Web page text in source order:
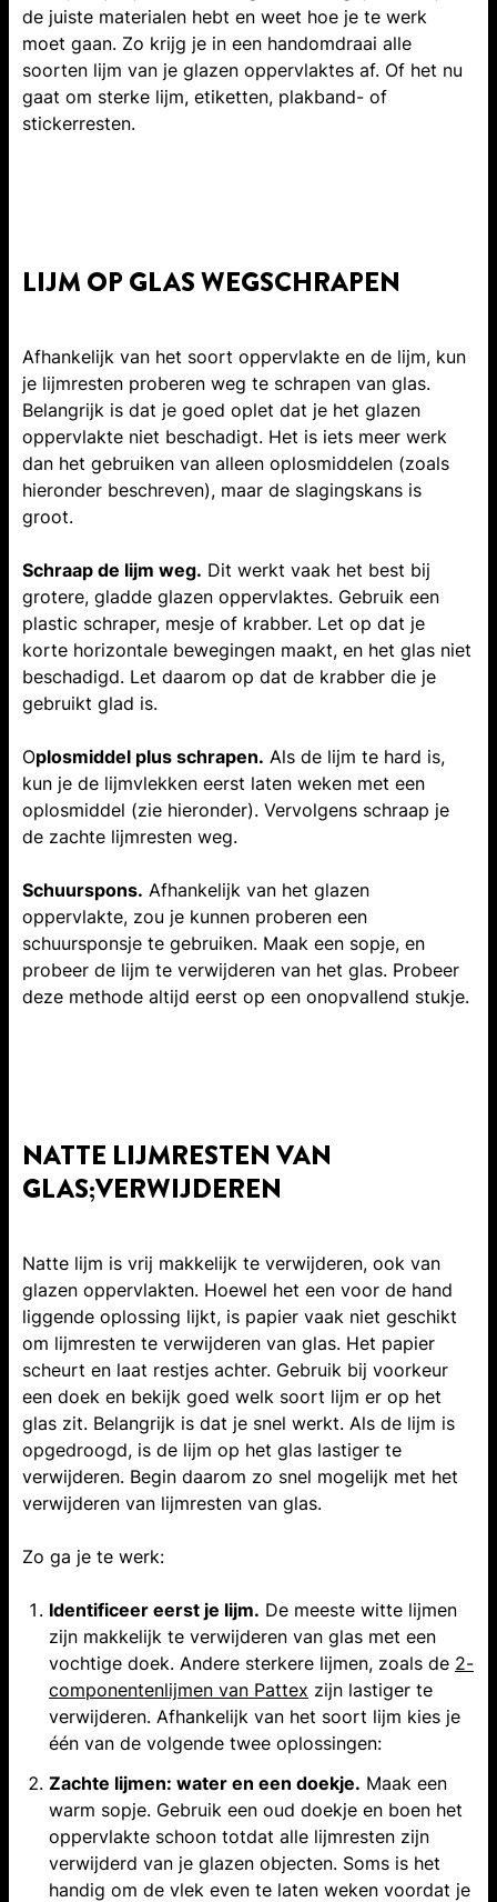
de juiste materialen hebt en weet hoe je te werk
moet gaan. Zo krijg je in een handomdraai alle
soorten lijm van je glazen oppervlaktes af. Of het nu
gaat om sterke lijm, etiketten, plakband- of
stickerresten.
LIJM OP GLAS WEGSCHRAPEN
Afhankelijk van het soort oppervlakte en de lijm, kun
je lijmresten proberen weg te schrapen van glas.
Belangrijk is dat je goed oplet dat je het glazen
oppervlakte niet beschadigt. Het is iets meer werk
dan het gebruiken van alleen oplosmiddelen (zoals
hieronder beschreven), maar de slagingskans is
groot.
Schraap de lijm weg. Dit werkt vaak het best bij
grotere, gladde glazen oppervlaktes. Gebruik een
plastic schraper, mesje of krabber. Let op dat je
korte horizontale bewegingen maakt, en het glas niet
beschadigd. Let daarom op dat de krabber die je
gebruikt glad is.
Oplosmiddel plus schrapen. Als de lijm te hard is,
kun je de lijmvlekken eerst laten weken met een
oplosmiddel (zie hieronder). Vervolgens schraap je
de zachte lijmresten weg.
Schuurspons. Afhankelijk van het glazen
oppervlakte, zou je kunnen proberen een
schuursponsje te gebruiken. Maak een sopje, en
probeer de lijm te verwijderen van het glas. Probeer
deze methode altijd eerst op een onopvallend stukje.
NATTE LIJMRESTEN VAN
GLAS;VERWIJDEREN
Natte lijm is vrij makkelijk te verwijderen, ook van
glazen oppervlakten. Hoewel het een voor de hand
liggende oplossing lijkt, is papier vaak niet geschikt
om lijmresten te verwijderen van glas. Het papier
scheurt en laat restjes achter. Gebruik bij voorkeur
een doek en bekijk goed welk soort lijm er op het
glas zit. Belangrijk is dat je snel werkt. Als de lijm is
opgedroogd, is de lijm op het glas lastiger te
verwijderen. Begin daarom zo snel mogelijk met het
verwijderen van lijmresten van glas.
Zo ga je te werk:
Identificeer eerst je lijm. De meeste witte lijmen
zijn makkelijk te verwijderen van glas met een
vochtige doek. Andere sterkere lijmen, zoals de 2-
componentenlijmen van Pattex zijn lastiger te
verwijderen. Afhankelijk van het soort lijm kies je
één van de volgende twee oplossingen:
Zachte lijmen: water en een doekje. Maak een
warm sopje. Gebruik een oud doekje en boen het
oppervlakte schoon totdat alle lijmresten zijn
verwijderd van je glazen objecten. Soms is het
handig om de vlek even te laten weken voordat je